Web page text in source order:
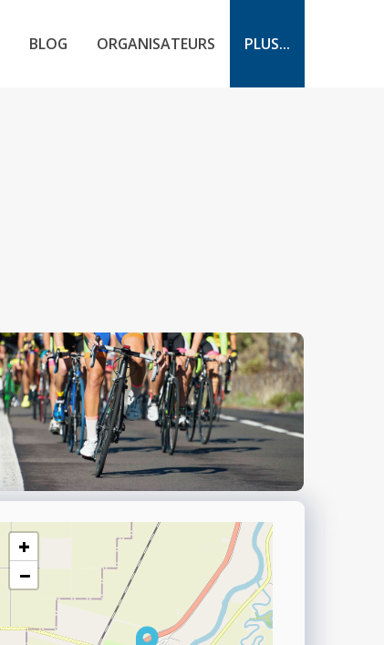
BLOG ORGANISATEURS PLUS...
+
−